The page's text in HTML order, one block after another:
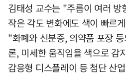
김태성 교수는 "주름이 여러 방
작은 각도 변화에도 색이 빠르
"화폐와 신분증, 의약품 포장
론, 미세한 움직임을 색으로 감
감응형 디스플레이 등 첨단 산